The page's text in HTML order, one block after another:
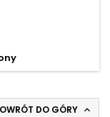
DO GÓRY 